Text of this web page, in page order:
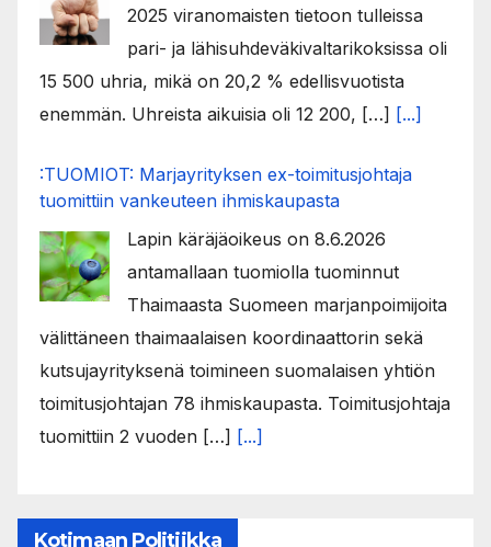
2025 viranomaisten tietoon tulleissa
pari- ja lähisuhdeväkivaltarikoksissa oli
15 500 uhria, mikä on 20,2 % edellisvuotista
enemmän. Uhreista aikuisia oli 12 200, […] [...]
:TUOMIOT: Marjayrityksen ex-toimitusjohtaja
tuomittiin vankeuteen ihmiskaupasta
Lapin käräjäoikeus on 8.6.2026
antamallaan tuomiolla tuominnut
Thaimaasta Suomeen marjanpoimijoita
välittäneen thaimaalaisen koordinaattorin sekä
kutsujayrityksenä toimineen suomalaisen yhtiön
toimitusjohtajan 78 ihmiskaupasta. Toimitusjohtaja
tuomittiin 2 vuoden […] [...]
Kotimaan Politiikka